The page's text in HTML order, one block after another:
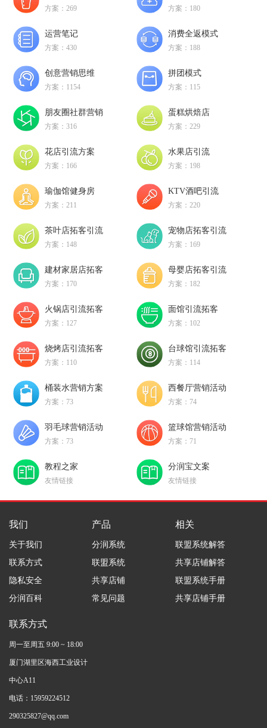
方案：269 方案：180
运营笔记
方案：430
消费全返模式
方案：188
创意营销思维
方案：1154
拼团模式
方案：115
朋友圈社群营销
方案：316
蛋糕烘焙店
方案：229
花店引流方案
方案：166
水果店引流
方案：198
瑜伽馆健身房
方案：211
KTV酒吧引流
方案：220
茶叶店拓客引流
方案：148
宠物店拓客引流
方案：169
建材家居店拓客
方案：170
母婴店拓客引流
方案：182
火锅店引流拓客
方案：127
面馆引流拓客
方案：102
烧烤店引流拓客
方案：110
台球馆引流拓客
方案：114
桶装水营销方案
方案：73
西餐厅营销活动
方案：74
羽毛球营销活动
方案：73
篮球馆营销活动
方案：71
教程之家
友情链接
分润宝文案
友情链接
我们
关于我们
联系方式
隐私安全
分润百科
产品
分润系统
联盟系统
共享店铺
常见问题
相关
联盟系统解答
共享店铺解答
联盟系统手册
共享店铺手册
联系方式
周一至周五 9:00 ~ 18:00
厦门湖里区海西工业设计
中心A11
电话：15959224512
290325827@qq.com